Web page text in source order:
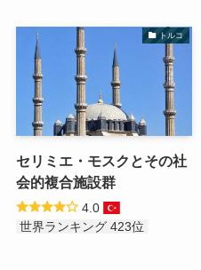
トルコ
セリミエ・モスクとその社
会的複合施設群
4.0
世界ランキング 423位